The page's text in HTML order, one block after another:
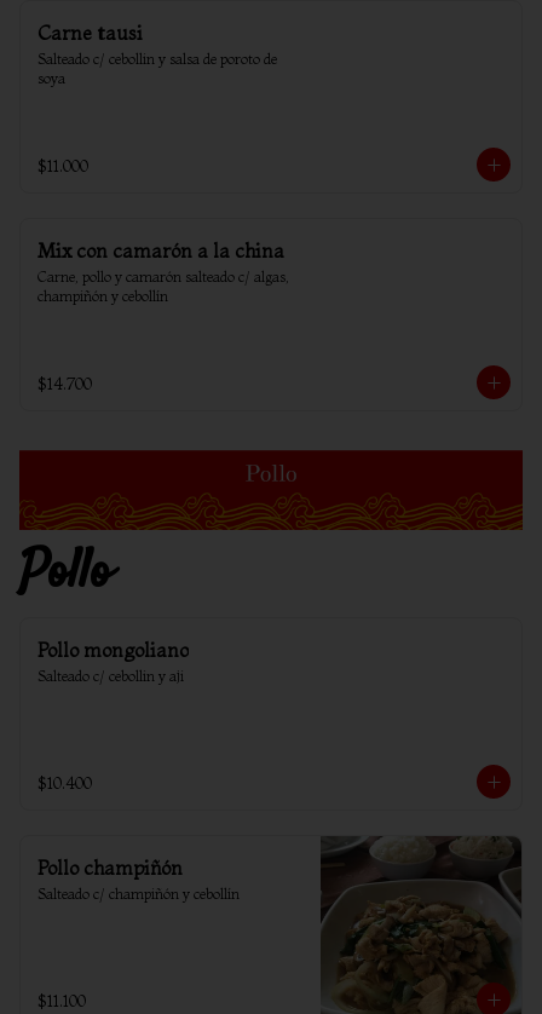
Carne tausi
Salteado c/ cebollin y salsa de poroto de
soya
$11.000
Mix con camarón a la china
Carne, pollo y camarón salteado c/ algas,
champiñón y cebollín
$14.700
Pollo
Pollo mongoliano
Salteado c/ cebollin y aji
$10.400
Pollo champiñón
Salteado c/ champiñón y cebollín
$11.100